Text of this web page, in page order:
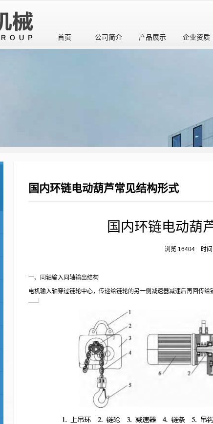
首页 公司简介 产品展示 企业资质
国内环链电动葫芦常见结构形式
国内环链电动葫
浏览:16404 时间
一、
同轴输入同轴输出结构
电机输入轴穿过链轮中心，传递给链轮的另一侧减速器减速后再回传